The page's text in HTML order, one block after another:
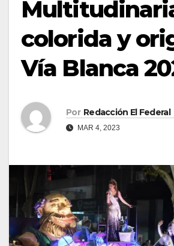
colorida y
Vía Blanca
Por Redacción El Federal
MAR 4, 2023